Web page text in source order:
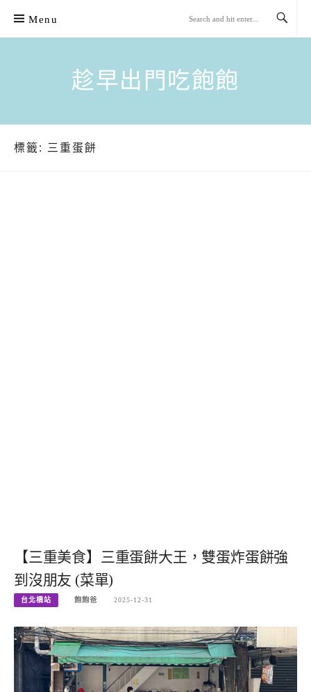
content
Menu
趁早出門吃飽飽
標籤: 三重蛋餅
【三重美食】三重蛋餅大王，雙蛋炸蛋餅強
到沒朋友 (菜單)
台北橋站 飽飽爸 2025-12-31